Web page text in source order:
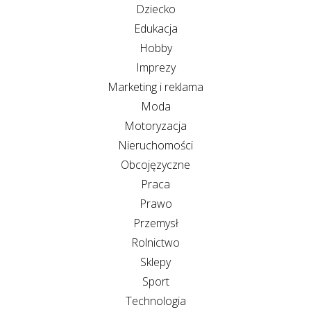
Dziecko
Edukacja
Hobby
Imprezy
Marketing i reklama
Moda
Motoryzacja
Nieruchomości
Obcojęzyczne
Praca
Prawo
Przemysł
Rolnictwo
Sklepy
Sport
Technologia